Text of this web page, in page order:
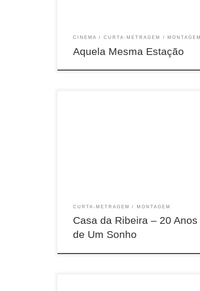
CINEMA CURTA-METRAGEM MONTAGEM
Aquela Mesma Estação
CURTA-METRAGEM MONTAGEM
Casa da Ribeira – 20 Anos
de Um Sonho